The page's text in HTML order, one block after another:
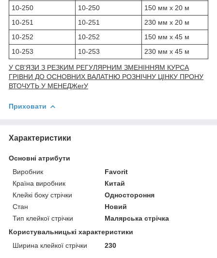
10-250
10-250
150 мм х 20 м
10-251
10-251
230 мм х 20 м
10-252
10-252
150 мм х 45 м
10-253
10-253 230 мм х 45 м
У СВ'ЯЗИ З РЕЗКИМ РЕГУЛЯРНИМ ЗМЕНІННЯМ КУРСА
ГРІВНИ ДО ОСНОВНИХ ВАЛАТНЮ РОЗНІЧНУ ЦІНКУ ПРОНУ
ВТОЧУТЬ У МЕНЕДЖerУ
Приховати
Характеристики
Основні атрибути
Виробник
Favorit
Країна виробник
Китай
Клейкі боку стрічки
Одностороння
Стан
Новий
Тип клейкої стрічки
Малярська стрічка
Користувальницькі характеристики
Ширина клейкої стрічки
230